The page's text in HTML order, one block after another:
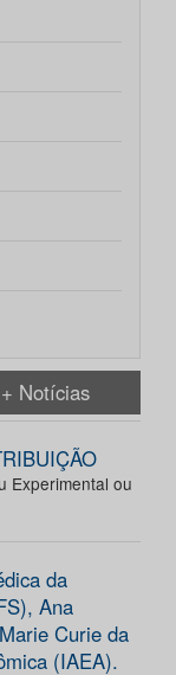
+ Notícias
Experimental ou
da
Ana
Curie da
(IAEA).